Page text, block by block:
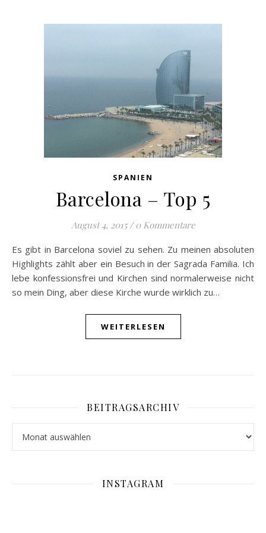
SPANIEN
Barcelona – Top 5
August 4, 2015 / 0 Kommentare
Es gibt in Barcelona soviel zu sehen. Zu meinen absoluten
Highlights zählt aber ein Besuch in der Sagrada Familia. Ich
lebe konfessionsfrei und Kirchen sind normalerweise nicht
so mein Ding, aber diese Kirche wurde wirklich zu…
WEITERLESEN
BEITRAGSARCHIV
INSTAGRAM